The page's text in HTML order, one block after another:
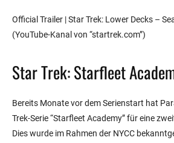
Official Trailer | Star Trek: Lower Decks –
(YouTube-Kanal von “startrek.com”)
Star Trek: Starfleet
Bereits Monate vor dem Serienstart hat
Trek-Serie “Starfleet Academy” für eine
Dies wurde im Rahmen der NYCC